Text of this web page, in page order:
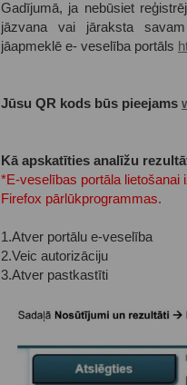
Gadījumā, ja nebūsiet
jāzvana vai jāraksta
jāapmeklē e- veselība portāls
Jūsu QR kods būs pieejams
Kā apskatīties analīžu
*E-veselības portāla lietošanai
Firefox pārlūkprogrammas.
1.Atver portālu e-veselība
2.Veic autorizāciju
3.Atver pastkastīti